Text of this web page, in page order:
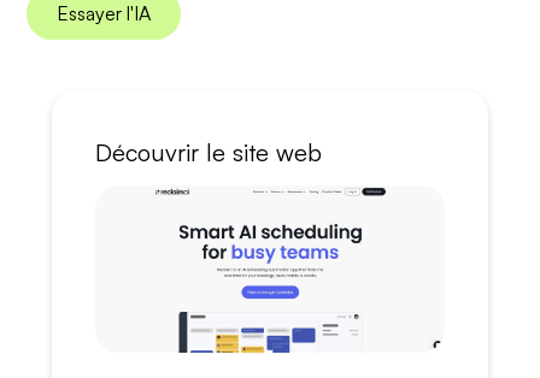
Essayer l'IA
Découvrir le site web